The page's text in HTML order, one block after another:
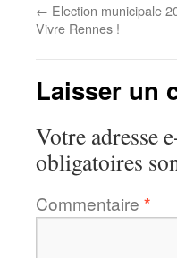
← Election municipale
Vivre Rennes !
Laisser un
Votre adresse
obligatoires
Commentaire *